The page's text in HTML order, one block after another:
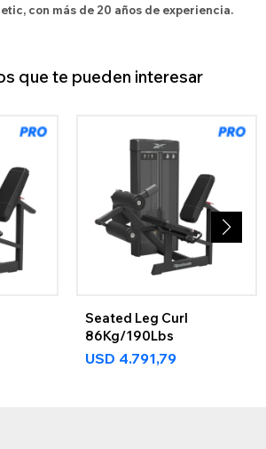
con más de 20 años de experiencia.
que te pueden interesar
Seated Leg Curl
86Kg/190Lbs
USD 4.791,79